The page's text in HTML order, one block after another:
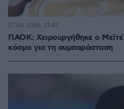
ΠΑΟΚ: Χειρουργήθηκε ο Μεϊτέ
κόσμο για τη συμπαράσταση
07.08.2026, 21:47